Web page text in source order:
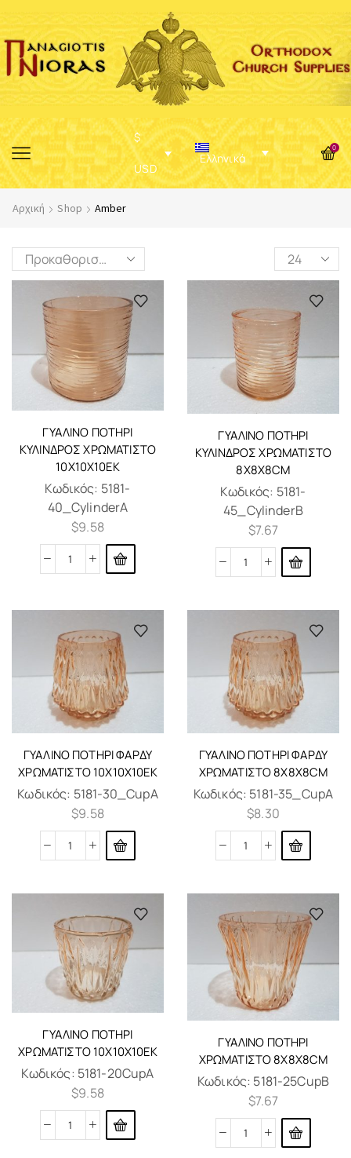
$
USD
Ελληνικά
0
Αρχική Shop Amber
ΓΎΑΛΙΝO ΠΟΤΉΡΙ
ΚΥΛΙΝΔΡΟΣ ΧΡΩΜΑΤΙΣΤΌ
10Χ10Χ10ΕΚ
Κωδικός: 5181-
40_CylinderA
$9.58
ΓΎΑΛΙΝO ΠΟΤΉΡΙ
ΚΥΛΙΝΔΡΟΣ ΧΡΩΜΑΤΙΣΤΌ
8X8X8CM
Κωδικός: 5181-
45_CylinderB
$7.67
ΓΎΑΛΙΝO ΠΟΤΉΡΙ ΦΑΡΔΥ
ΧΡΩΜΑΤΙΣΤΌ 10Χ10Χ10ΕΚ
Κωδικός: 5181-30_CupA
$9.58
ΓΎΑΛΙΝO ΠΟΤΉΡΙ ΦΑΡΔΥ
ΧΡΩΜΑΤΙΣΤΌ 8X8X8CM
Κωδικός: 5181-35_CupA
$8.30
ΓΎΑΛΙΝO ΠΟΤΉΡΙ
ΧΡΩΜΑΤΙΣΤΌ 10Χ10Χ10ΕΚ
Κωδικός: 5181-20CupA
$9.58
ΓΎΑΛΙΝO ΠΟΤΉΡΙ
ΧΡΩΜΑΤΙΣΤΌ 8X8X8CM
Κωδικός: 5181-25CupB
$7.67